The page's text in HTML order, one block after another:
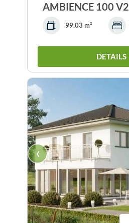
AMBIENCE 100 V2
99.03 m²
DETAILS
‹